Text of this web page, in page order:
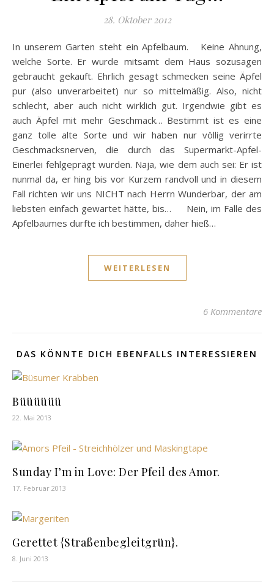
28. Oktober 2012
In unserem Garten steht ein Apfelbaum. Keine Ahnung,
welche Sorte. Er wurde mitsamt dem Haus sozusagen
gebraucht gekauft. Ehrlich gesagt schmecken seine Äpfel
pur (also unverarbeitet) nur so mittelmäßig. Also, nicht
schlecht, aber auch nicht wirklich gut. Irgendwie gibt es
auch Äpfel mit mehr Geschmack… Bestimmt ist es eine
ganz tolle alte Sorte und wir haben nur völlig verirrte
Geschmacksnerven, die durch das Supermarkt-Apfel-
Einerlei fehlgeprägt wurden. Naja, wie dem auch sei: Er ist
nunmal da, er hing bis vor Kurzem randvoll und in diesem
Fall richten wir uns NICHT nach Herrn Wunderbar, der am
liebsten einfach gewartet hätte, bis… Nein, im Falle des
Apfelbaumes durfte ich bestimmen, daher hieß…
WEITERLESEN
6 Kommentare
DAS KÖNNTE DICH EBENFALLS INTERESSIEREN
Büüüüüü
22. Mai 2013
Sunday I’m in Love: Der Pfeil des Amor.
17. Februar 2013
Gerettet {Straßenbegleitgrün}.
8. Juni 2013